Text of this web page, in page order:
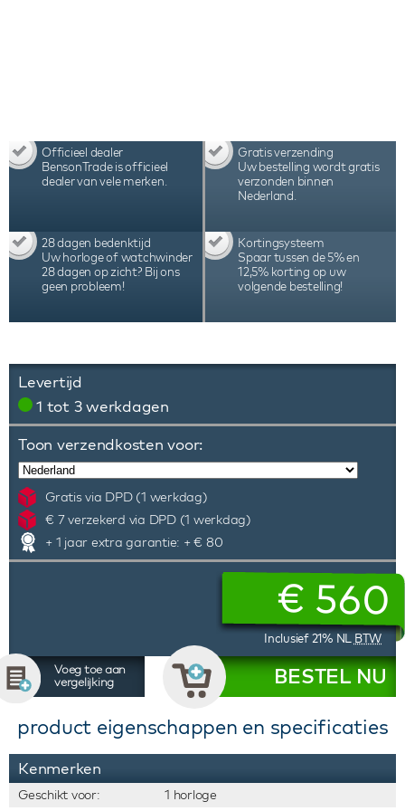
Officieel dealer
BensonTrade is officieel
dealer van vele merken.
Gratis verzending
Uw bestelling wordt gratis
verzonden binnen
Nederland.
28 dagen bedenktijd
Uw horloge of watchwinder
28 dagen op zicht? Bij ons
geen probleem!
Kortingsysteem
Spaar tussen de 5% en
12,5% korting op uw
volgende bestelling!
Levertijd
1 tot 3 werkdagen
Toon verzendkosten voor:
Gratis via DPD (1 werkdag)
€ 7 verzekerd via DPD (1 werkdag)
+ 1 jaar extra garantie: + € 80
€ 560
Inclusief 21% NL BTW
Voeg toe aan
vergelijking
BESTEL NU
product eigenschappen en specificaties
Kenmerken
Geschikt voor: 1 horloge